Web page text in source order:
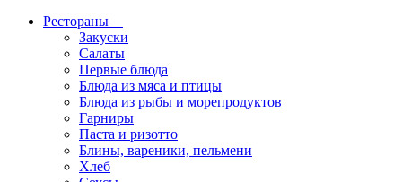
Рестораны
Закуски
Салаты
Первые блюда
Блюда из мяса и птицы
Блюда из рыбы и морепродуктов
Гарниры
Паста и ризотто
Блины, вареники, пельмени
Хлеб